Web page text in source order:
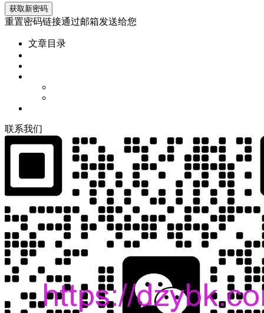
重置密码链接通过邮箱发送给您
文章目录
联系我们